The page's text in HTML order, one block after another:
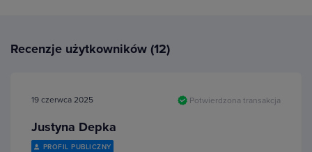
Recenzje użytkowników (12)
19 czerwca 2025 Potwierdzona transakcja
Justyna Depka
PROFIL PUBLICZNY